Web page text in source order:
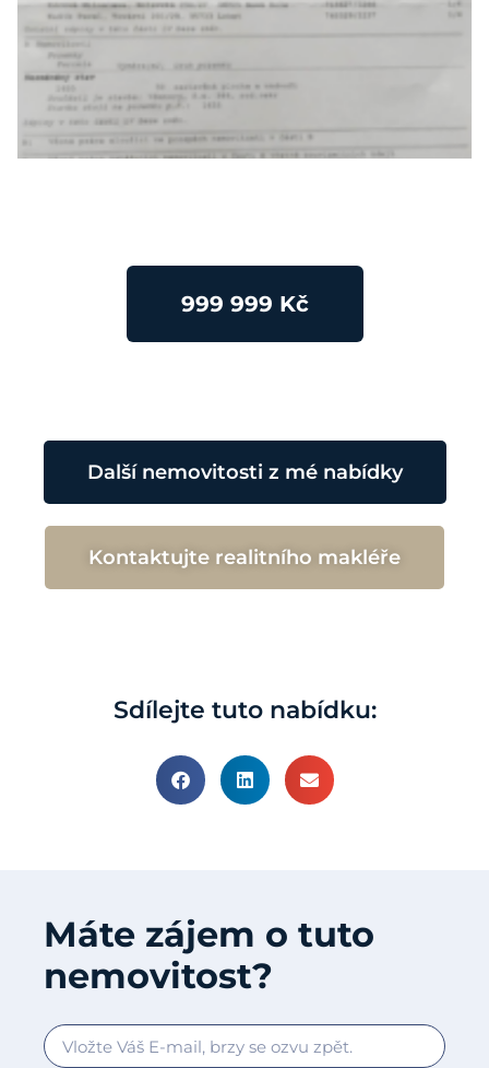
999 999 Kč
Další nemovitosti z mé nabídky
Kontaktujte realitního makléře
Sdílejte tuto nabídku:
Máte zájem o tuto
nemovitost?